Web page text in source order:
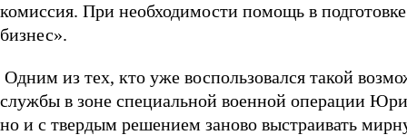
комиссия. При необходимости помощь в
бизнес».
Одним из тех, кто уже воспользовался такой
службы в зоне специальной военной операции
но и с твердым решением заново выстраивать